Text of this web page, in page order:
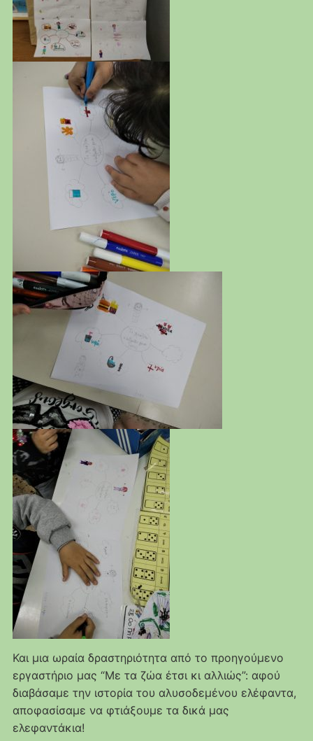
Και μια ωραία δραστηριότητα από το προηγούμενο
εργαστήριο μας “Με τα ζώα έτσι κι αλλιώς”: αφού
διαβάσαμε την ιστορία του αλυσοδεμένου ελέφαντα,
αποφασίσαμε να φτιάξουμε τα δικά μας
ελεφαντάκια!